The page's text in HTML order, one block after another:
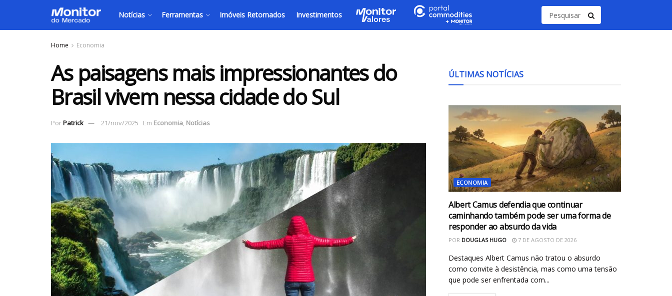
Notícias Ferramentas Imóveis Retomados Investimentos
Home Economia
As paisagens mais impressionantes do
Brasil vivem nessa cidade do Sul
PorPatrick 21/nov/2025 Em Economia, Notícias
ÚLTIMAS NOTÍCIAS
ECONOMIA
Albert Camus defendia que continuar
caminhando também pode ser uma forma de
responder ao absurdo da vida
POR DOUGLAS HUGO 7 DE AGOSTO DE 2026
Destaques Albert Camus não tratou o absurdo
como convite à desistência, mas como uma tensão
que pode ser enfrentada com...